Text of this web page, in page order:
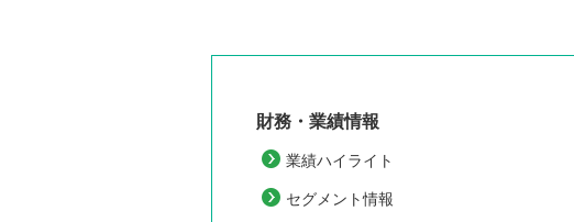
財務・業績情報
業績ハイライト
セグメント情報